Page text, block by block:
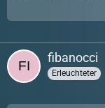
fibanocci
Erleuchteter